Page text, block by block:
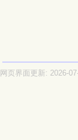
网页界面更新: 2026-